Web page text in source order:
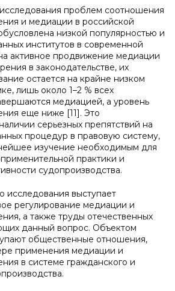
проблем соотношения
и медиации в российской
низкой популярностью и
институтов в современной
активное продвижение медиации
в законодательстве, их
остается на крайне низком
лишь около 1–2 % всех
медиацией, а уровень
еще ниже [11]. Это
серьезных препятствий на
процедур в правовую систему,
изучение необходимым для
практики и
судопроизводства.
исследования выступает
регулирование медиации и
а также труды отечественных
данный вопрос. Объектом
общественные отношения,
применения медиации и
в системе гражданского и